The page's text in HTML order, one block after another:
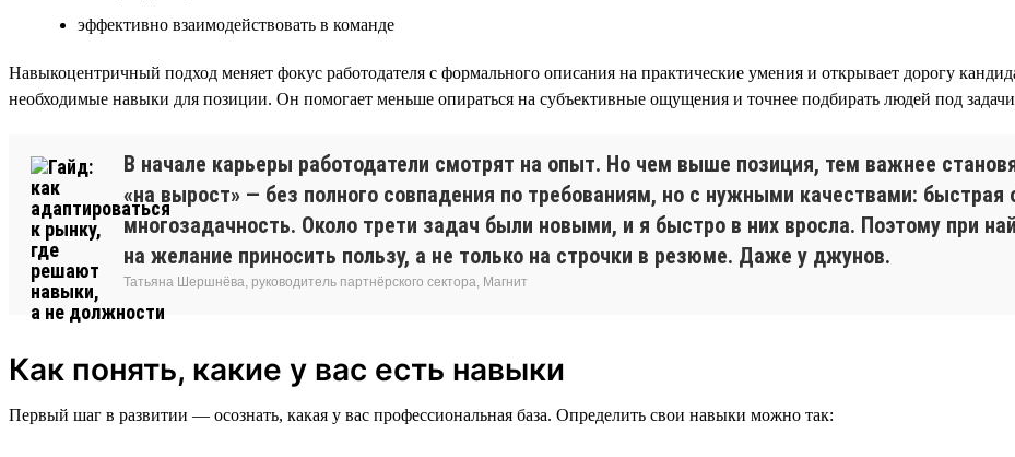
эффективно взаимодействовать в команде
Навыкоцентричный подход меняет фокус работодателя с формального описания на практические умения и открывает дорогу
необходимые навыки для позиции. Он помогает меньше опираться на субъективные ощущения и точнее подбирать людей под задачи
В начале карьеры работодатели смотрят на опыт. Но чем выше позиция, тем важнее
«на вырост» — без полного совпадения по требованиям, но с нужными качествами: быстрая
многозадачность. Около трети задач были новыми, и я быстро в них вросла. Поэтому при
на желание приносить пользу, а не только на строчки в резюме. Даже у джунов.
Татьяна Шершнёва, руководитель партнёрского сектора, Магнит
Как понять, какие у вас есть навыки
Первый шаг в развитии — осознать, какая у вас профессиональная база. Определить свои навыки можно так: